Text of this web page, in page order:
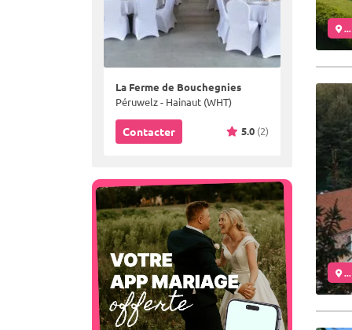
La Ferme de Bouchegnies
Péruwelz - Hainaut (WHT)
Contacter 5.0 (2)
...
...